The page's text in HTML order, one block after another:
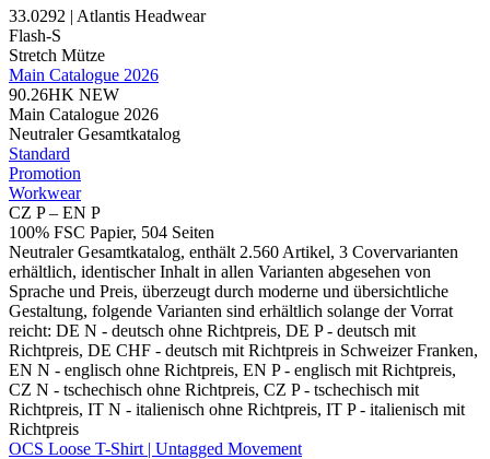
33.0292 | Atlantis Headwear
Flash-S
Stretch Mütze
Main Catalogue 2026
90.26HK NEW
Main Catalogue 2026
Neutraler Gesamtkatalog
Standard
Promotion
Workwear
CZ P – EN P
100% FSC Papier, 504 Seiten
Neutraler Gesamtkatalog, enthält 2.560 Artikel, 3 Covervarianten
erhältlich, identischer Inhalt in allen Varianten abgesehen von
Sprache und Preis, überzeugt durch moderne und übersichtliche
Gestaltung, folgende Varianten sind erhältlich solange der Vorrat
reicht: DE N - deutsch ohne Richtpreis, DE P - deutsch mit
Richtpreis, DE CHF - deutsch mit Richtpreis in Schweizer Franken,
EN N - englisch ohne Richtpreis, EN P - englisch mit Richtpreis,
CZ N - tschechisch ohne Richtpreis, CZ P - tschechisch mit
Richtpreis, IT N - italienisch ohne Richtpreis, IT P - italienisch mit
Richtpreis
OCS Loose T-Shirt | Untagged Movement